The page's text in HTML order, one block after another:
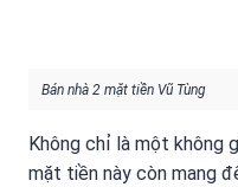
Bán nhà 2 mặt tiền Vũ Tùng
Không chỉ là một không
mặt tiền này còn mang